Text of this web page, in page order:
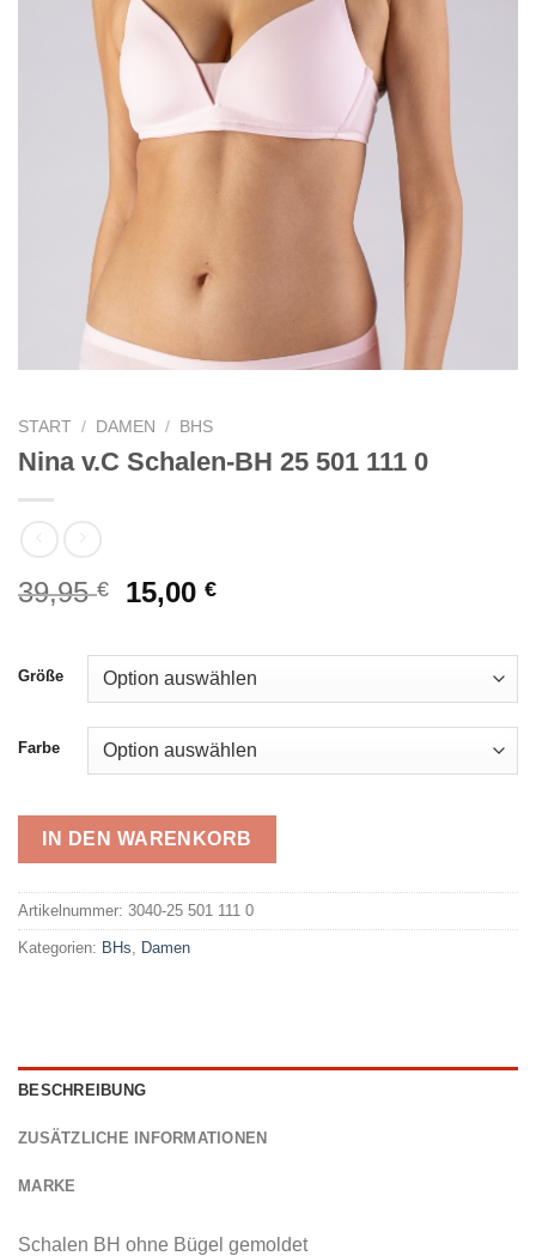
START / DAMEN / BHS
Nina v.C Schalen-BH 25 501 111 0
39,95€
Ursprünglicher
war:
39,95 €
15,00€Aktueller
ist:
15,00 €.
Größe
Farbe
IN DEN WARENKORB
Artikelnummer: 3040-25 501 111 0
Kategorien: BHs Damen
BESCHREIBUNG
ZUSÄTZLICHE INFORMATIONEN
MARKE
Schalen BH ohne Bügel gemoldet